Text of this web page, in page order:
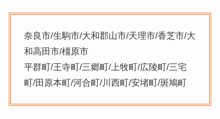
奈良市/生駒市/大和郡山市/天理市/香芝市/大
和高田市/橿原市
平群町/王寺町/三郷町/上牧町/広陵町/三宅
町/田原本町/河合町/川西町/安堵町/斑鳩町